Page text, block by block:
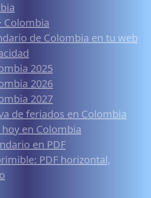
Colombia
de Colombia en tu web
2025
2026
2027
de feriados en Colombia
en Colombia
en PDF
PDF horizontal,